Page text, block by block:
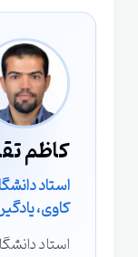
کاظم
استاد
کاوی،
استاد